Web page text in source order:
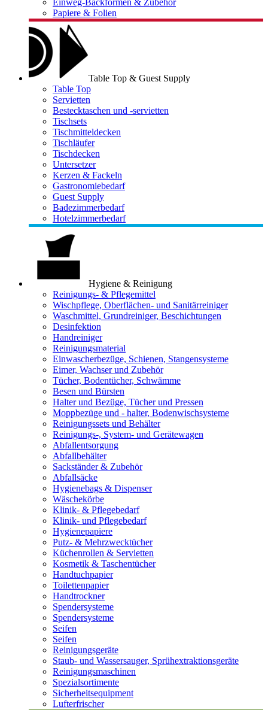
Einweg-Backformen & Zubehör
Papiere & Folien
Table Top & Guest Supply
Table Top
Servietten
Bestecktaschen und -servietten
Tischsets
Tischmitteldecken
Tischläufer
Tischdecken
Untersetzer
Kerzen & Fackeln
Gastronomiebedarf
Guest Supply
Badezimmerbedarf
Hotelzimmerbedarf
Hygiene & Reinigung
Reinigungs- & Pflegemittel
Wischpflege, Oberflächen- und Sanitärreiniger
Waschmittel, Grundreiniger, Beschichtungen
Desinfektion
Handreiniger
Reinigungsmaterial
Einwascherbezüge, Schienen, Stangensysteme
Eimer, Wachser und Zubehör
Tücher, Bodentücher, Schwämme
Besen und Bürsten
Halter und Bezüge, Tücher und Pressen
Moppbezüge und - halter, Bodenwischsysteme
Reinigungssets und Behälter
Reinigungs-, System- und Gerätewagen
Abfallentsorgung
Abfallbehälter
Sackständer & Zubehör
Abfallsäcke
Hygienebags & Dispenser
Wäschekörbe
Klinik- & Pflegebedarf
Klinik- und Pflegebedarf
Hygienepapiere
Putz- & Mehrzwecktücher
Küchenrollen & Servietten
Kosmetik & Taschentücher
Handtuchpapier
Toilettenpapier
Handtrockner
Spendersysteme
Spendersysteme
Seifen
Seifen
Reinigungsgeräte
Staub- und Wassersauger, Sprühextraktionsgeräte
Reinigungsmaschinen
Spezialsortimente
Sicherheitsequipment
Lufterfrischer